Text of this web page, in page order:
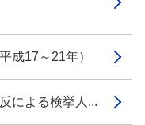
成17～21年）
による検挙人...